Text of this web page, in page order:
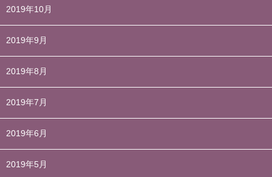
2019年10月
2019年9月
2019年8月
2019年7月
2019年6月
2019年5月